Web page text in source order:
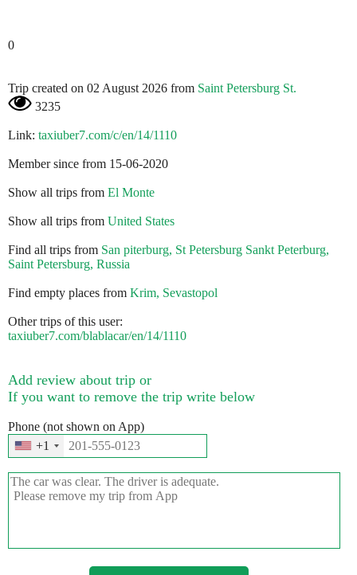
0
Trip created on 02 August 2026 from Saint Petersburg St.
3235
Link: taxiuber7.com/c/en/14/1110
Member since from 15-06-2020
Show all trips from El Monte
Show all trips from United States
Find all trips from San piterburg, St Petersburg Sankt Peterburg,
Saint Petersburg, Russia
Find empty places from Krim, Sevastopol
Other trips of this user:
taxiuber7.com/blablacar/en/14/1110
Add review about trip or
If you want to remove the trip write below
Phone (not shown on App)
+1